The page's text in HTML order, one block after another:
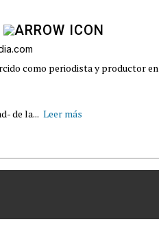
como periodista y productor en
de la... Leer más